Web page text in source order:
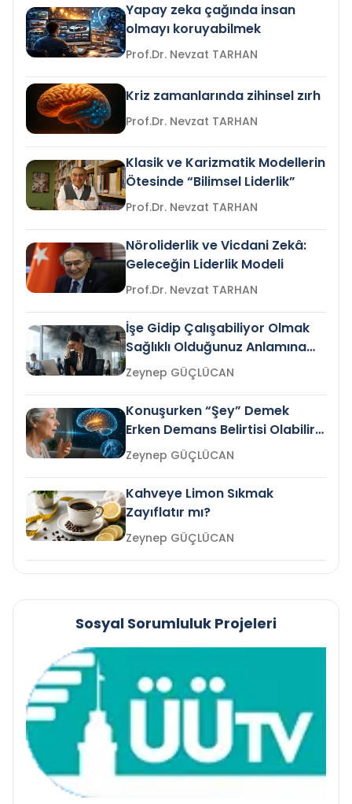
Yapay zeka çağında insan
olmayı koruyabilmek
Prof.Dr. Nevzat TARHAN
Kriz zamanlarında zihinsel zırh
Prof.Dr. Nevzat TARHAN
Klasik ve Karizmatik Modellerin
Ötesinde “Bilimsel Liderlik”
Prof.Dr. Nevzat TARHAN
Nöroliderlik ve Vicdani Zekâ:
Geleceğin Liderlik Modeli
Prof.Dr. Nevzat TARHAN
İşe Gidip Çalışabiliyor Olmak
Sağlıklı Olduğunuz Anlamına
Gelir mi?Zeynep GÜÇLÜCAN
Konuşurken “Şey” Demek
Erken Demans Belirtisi Olabilir
mi?
Zeynep GÜÇLÜCAN
Kahveye Limon Sıkmak
Zayıflatır mı?
Zeynep GÜÇLÜCAN
Sosyal Sorumluluk Projeleri